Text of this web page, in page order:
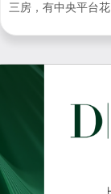
三房，有中央平台